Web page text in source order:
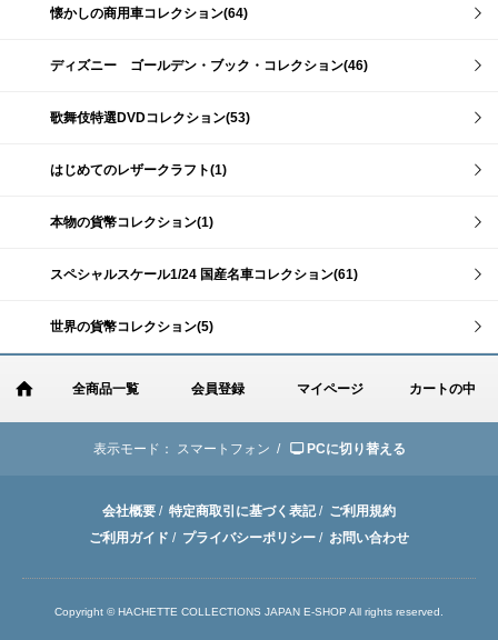
懐かしの商用車コレクション(64)
ディズニー ゴールデン・ブック・コレクション(46)
歌舞伎特選DVDコレクション(53)
はじめてのレザークラフト(1)
本物の貨幣コレクション(1)
スペシャルスケール1/24 国産名車コレクション(61)
世界の貨幣コレクション(5)
全商品一覧 会員登録 マイページ カートの中
表示モード： スマートフォン / PCに切り替える
会社概要 / 特定商取引に基づく表記/ ご利用規約
ご利用ガイド / プライバシーポリシー / お問い合わせ
Copyright © HACHETTE COLLECTIONS JAPAN E-SHOP All rights reserved.